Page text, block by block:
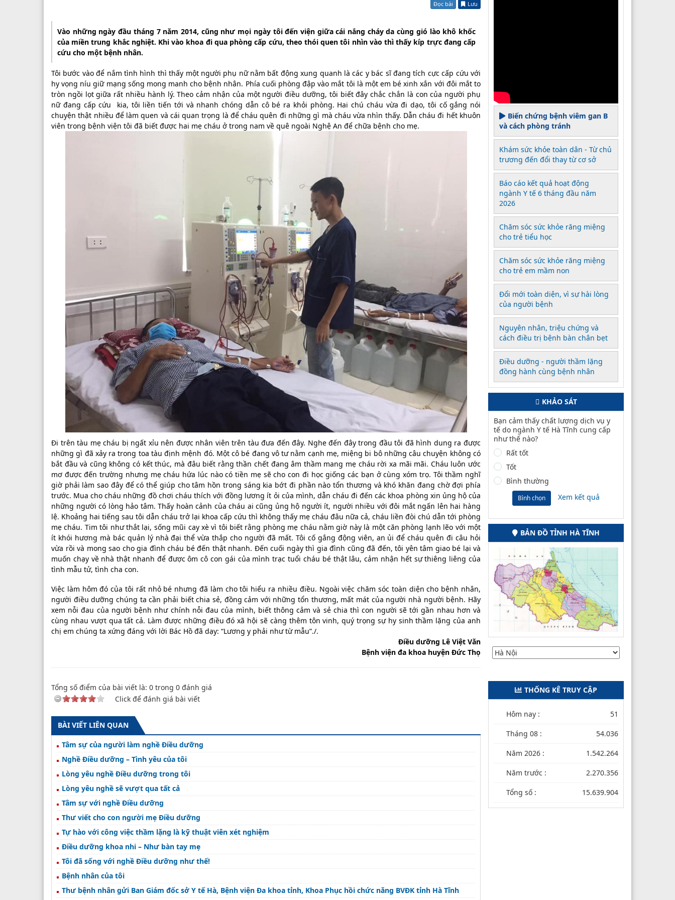
Đọc bài Lưu
Vào những ngày đầu tháng 7 năm 2014, cũng như mọi ngày tôi đến viện giữa cái nắng cháy da cùng gió lào khô khốc
của miền trung khắc nghiệt. Khi vào khoa đi qua phòng cấp cứu, theo thói quen tôi nhìn vào thì thấy kíp trực đang cấp
cứu cho một bệnh nhân.
Tôi bước vào để nắm tình hình thì thấy một người phụ nữ nằm bất động xung quanh là các y bác sĩ đang tích cực cấp cứu với
hy vọng níu giữ mạng sống mong manh cho bệnh nhân. Phía cuối phòng đập vào mắt tôi là một em bé xinh xắn với đôi mắt to
tròn ngồi lọt giữa rất nhiều hành lý. Theo cảm nhận của một người điều dưỡng, tôi biết đây chắc chắn là con của người phụ
nữ đang cấp cứu kia, tôi liền tiến tới và nhanh chóng dẫn cô bé ra khỏi phòng. Hai chú cháu vừa đi dạo, tôi cố gắng nói
chuyện thật nhiều để làm quen và cái quan trọng là để cháu quên đi những gì mà cháu vừa nhìn thấy. Dẫn cháu đi hết khuôn
viên trong bệnh viện tôi đã biết được hai mẹ cháu ở trong nam về quê ngoài Nghệ An để chữa bệnh cho mẹ.
Đi trên tàu mẹ cháu bị ngất xỉu nên được nhân viên trên tàu đưa đến đây. Nghe đến đây trong đầu tôi đã hình dung ra được
những gì đã xảy ra trong toa tàu định mệnh đó. Một cô bé đang vô tư nằm cạnh mẹ, miệng bi bô những câu chuyện không có
bắt đầu và cũng không có kết thúc, mà đâu biết rằng thần chết đang âm thầm mang mẹ cháu rời xa mãi mãi. Cháu luôn ước
mơ được đến trường nhưng mẹ cháu hứa lúc nào có tiền mẹ sẽ cho con đi học giống các bạn ở cùng xóm trọ. Tôi thầm nghĩ
giờ phải làm sao đây để có thể giúp cho tâm hồn trong sáng kia bớt đi phần nào tổn thương và khó khăn đang chờ đợi phía
trước. Mua cho cháu những đồ chơi cháu thích với đồng lương ít ỏi của mình, dẫn cháu đi đến các khoa phòng xin ủng hộ của
những người có lòng hảo tâm. Thấy hoàn cảnh của cháu ai cũng ủng hộ người ít, người nhiều với đôi mắt ngấn lên hai hàng
lệ. Khoảng hai tiếng sau tôi dẫn cháu trở lại khoa cấp cứu thì không thấy mẹ cháu đâu nữa cả, cháu liền đòi chú dẫn tới phòng
mẹ cháu. Tim tôi như thắt lại, sống mũi cay xè vì tôi biết rằng phòng mẹ cháu nằm giờ này là một căn phòng lạnh lẽo với một
ít khói hương mà bác quản lý nhà đại thể vừa thắp cho người đã mất. Tôi cố gắng động viên, an ủi để cháu quên đi câu hỏi
vừa rồi và mong sao cho gia đình cháu bé đến thật nhanh. Đến cuối ngày thì gia đình cũng đã đến, tôi yên tâm giao bé lại và
muốn chạy về nhà thật nhanh để được ôm cô con gái của mình trạc tuổi cháu bé thật lâu, cảm nhận hết sự thiêng liêng của
tình mẫu tử, tình cha con.
Việc làm hôm đó của tôi rất nhỏ bé nhưng đã làm cho tôi hiểu ra nhiều điều. Ngoài việc chăm sóc toàn diện cho bệnh nhân,
người điều dưỡng chúng ta cần phải biết chia sẻ, đồng cảm với những tổn thương, mất mát của người nhà người bệnh. Hãy
xem nỗi đau của người bệnh như chính nỗi đau của mình, biết thông cảm và sẻ chia thì con người sẽ tới gần nhau hơn và
cùng nhau vượt qua tất cả. Làm được những điều đó xã hội sẽ càng thêm tôn vinh, quý trọng sự hy sinh thầm lặng của anh
chị em chúng ta xứng đáng với lời Bác Hồ đã dạy: “Lương y phải như từ mẫu”./.
Điều dưỡng Lê Việt Văn
Bệnh viện đa khoa huyện Đức Thọ
Tổng số điểm của bài viết là: 0 trong 0 đánh giá
Click để đánh giá bài viết
BÀI VIẾT LIÊN QUAN
Tâm sự của người làm nghề Điều dưỡng
Nghề Điều dưỡng – Tình yêu của tôi
Lòng yêu nghề Điều dưỡng trong tôi
Lòng yêu nghề sẽ vượt qua tất cả
Tâm sự với nghề Điều dưỡng
Thư viết cho con người mẹ Điều dưỡng
Tự hào với công việc thầm lặng là kỹ thuật viên xét nghiệm
Điều dưỡng khoa nhi – Như bàn tay mẹ
Tôi đã sống với nghề Điều dưỡng như thế!
Bệnh nhân của tôi
Thư bệnh nhân gửi Ban Giám đốc sở Y tế Hà, Bệnh viện Đa khoa tỉnh, Khoa Phục hồi chức năng BVĐK tỉnh Hà Tĩnh
Biến chứng bệnh viêm gan B
và cách phòng tránh
Khám sức khỏe toàn dân - Từ chủ
trương đến đổi thay từ cơ sở
Báo cáo kết quả hoạt động
ngành Y tế 6 tháng đầu năm
2026
Chăm sóc sức khỏe răng miệng
cho trẻ tiểu học
Chăm sóc sức khỏe răng miệng
cho trẻ em mầm non
Đổi mới toàn diện, vì sự hài lòng
của người bệnh
Nguyên nhân, triệu chứng và
cách điều trị bệnh bàn chân bẹt
Điều dưỡng - người thầm lặng
đồng hành cùng bệnh nhân
KHẢO SÁT
Bạn cảm thấy chất lượng dịch vụ y
tế do ngành Y tế Hà Tĩnh cung cấp
như thế nào?
Rất tốt
Tốt
Bình thường
Bình chọn Xem kết quả
BẢN ĐỒ TỈNH HÀ TĨNH
THỐNG KÊ TRUY CẬP
Hôm nay : 51
Tháng 08 : 54.036
Năm 2026 : 1.542.264
Năm trước : 2.270.356
Tổng số : 15.639.904